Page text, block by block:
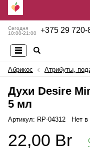
Сегодня
10:00-21:00
+375 29 720-
Абрикос Атрибуты,
Духи Desire
5 мл
Артикул: RP-04312 Нет в
22,00 Br